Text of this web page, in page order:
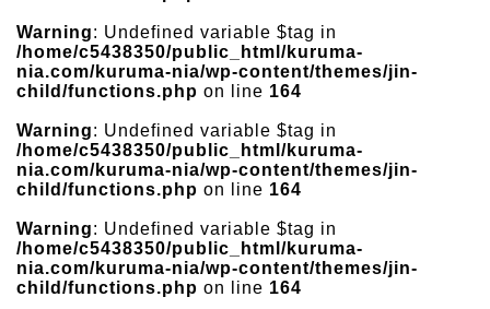
Warning: Undefined variable $tag in
/home/c5438350/public_html/kuruma-
nia.com/kuruma-nia/wp-content/themes/jin-
child/functions.php on line 164
Warning: Undefined variable $tag in
/home/c5438350/public_html/kuruma-
nia.com/kuruma-nia/wp-content/themes/jin-
child/functions.php on line 164
Warning: Undefined variable $tag in
/home/c5438350/public_html/kuruma-
nia.com/kuruma-nia/wp-content/themes/jin-
child/functions.php on line 164